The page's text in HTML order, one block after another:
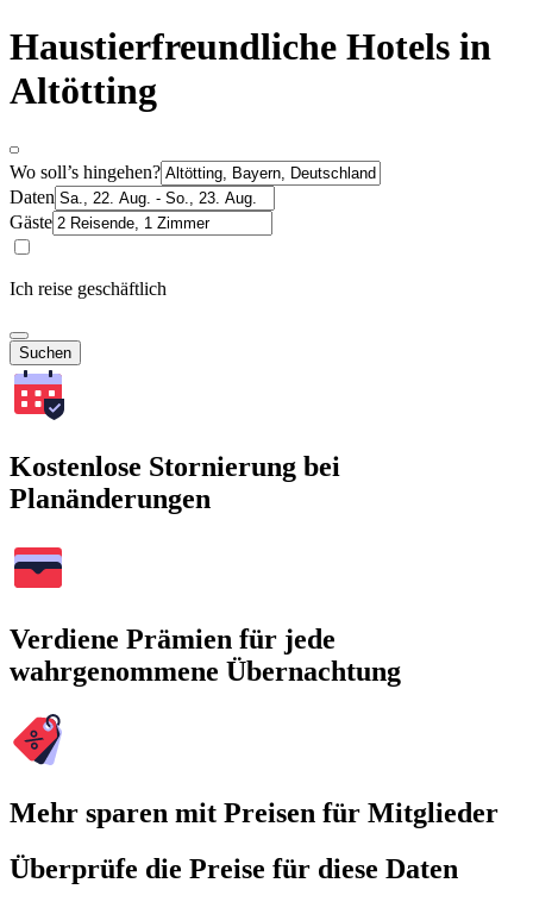
Haustierfreundliche Hotels in
Altötting
Wo soll’s hingehen?
Daten
Gäste
Ich reise geschäftlich
Suchen
Kostenlose Stornierung bei
Planänderungen
Verdiene Prämien für jede
wahrgenommene Übernachtung
Mehr sparen mit Preisen für Mitglieder
Überprüfe die Preise für diese Daten